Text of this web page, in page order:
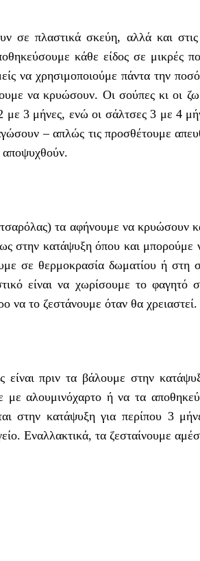
σε πλαστικά σκεύη, αλλά και στις
κάθε είδος σε μικρές
να χρησιμοποιούμε πάντα την
να κρυώσουν. Οι σούπες κι οι
με 3 μήνες, ενώ οι σάλτσες 3 με 4
– απλώς τις προσθέτουμε
αποψυχθούν.
τα αφήνουμε να κρυώσουν
στην κατάψυξη όπου και μπορούμε
σε θερμοκρασία δωματίου ή στη
είναι να χωρίσουμε το φαγητό
να το ζεστάνουμε όταν θα χρειαστεί.
πριν τα βάλουμε στην
με αλουμινόχαρτο ή να τα
στην κατάψυξη για περίπου 3
Εναλλακτικά, τα ζεσταίνουμε